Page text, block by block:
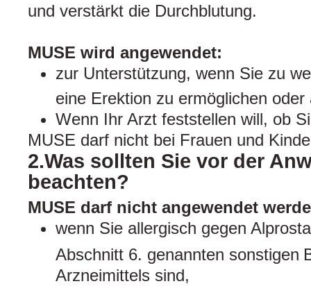
und verstärkt die Durchblutung.
MUSE wird angewendet:
zur Unterstützung, wenn Sie zu
eine Erektion zu ermöglichen
Wenn Ihr Arzt feststellen will, ob
MUSE darf nicht bei Frauen und
2.Was sollten Sie vor der
beachten?
MUSE darf nicht angewendet
wenn Sie allergisch gegen
Abschnitt 6. genannten sonstigen
Arzneimittels sind,